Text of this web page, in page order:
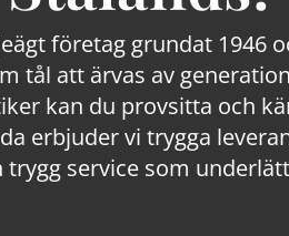
företag grundat 1946
tål att ärvas av
kan du provsitta och
erbjuder vi trygga
service som